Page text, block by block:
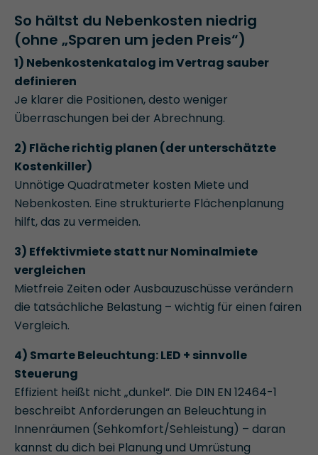
So hältst du Nebenkosten niedrig
(ohne „Sparen um jeden Preis“)
1) Nebenkostenkatalog im Vertrag sauber
definieren
Je klarer die Positionen, desto weniger
Überraschungen bei der Abrechnung.
2) Fläche richtig planen (der unterschätzte
Kostenkiller)
Unnötige Quadratmeter kosten Miete und
Nebenkosten. Eine strukturierte Flächenplanung
hilft, das zu vermeiden.
3) Effektivmiete statt nur Nominalmiete
vergleichen
Mietfreie Zeiten oder Ausbauzuschüsse verändern
die tatsächliche Belastung – wichtig für einen fairen
Vergleich.
4) Smarte Beleuchtung: LED + sinnvolle
Steuerung
Effizient heißt nicht „dunkel“. Die DIN EN 12464-1
beschreibt Anforderungen an Beleuchtung in
Innenräumen (Sehkomfort/Sehleistung) – daran
kannst du dich bei Planung und Umrüstung